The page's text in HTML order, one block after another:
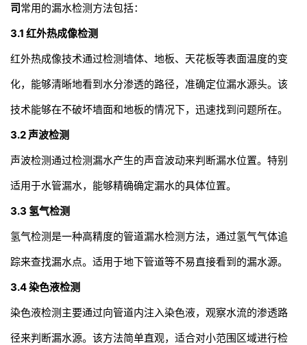
司常用的漏水检测方法包括：
3.1 红外热成像检测
红外热成像技术通过检测墙体、地板、天花板等表面温度的变
化，能够清晰地看到水分渗透的路径，准确定位漏水源头。该
技术能够在不破坏墙面和地板的情况下，迅速找到问题所在。
3.2 声波检测
声波检测通过检测漏水产生的声音波动来判断漏水位置。特别
适用于水管漏水，能够精确确定漏水的具体位置。
3.3 氢气检测
氢气检测是一种高精度的管道漏水检测方法，通过氢气气体追
踪来查找漏水点。适用于地下管道等不易直接看到的漏水源。
3.4染色液检测
染色液检测主要通过向管道内注入染色液，观察水流的渗透路
径来判断漏水源。该方法简单直观，适合对小范围区域进行检